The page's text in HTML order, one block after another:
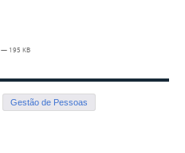
— 195 KB
Gestão de Pessoas